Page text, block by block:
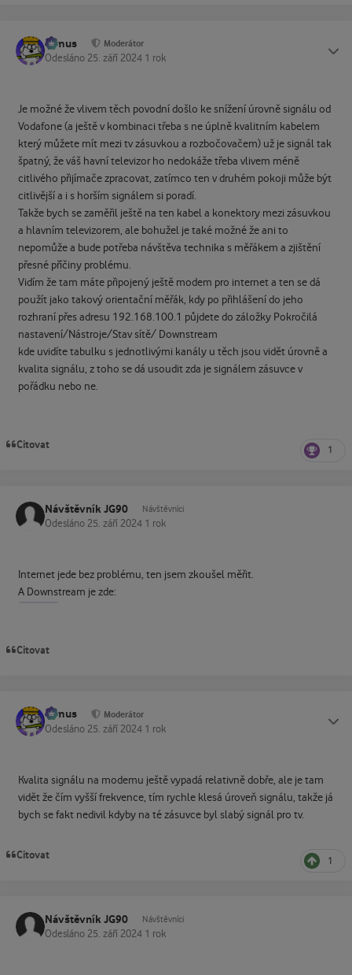
tomus Moderátor
Odesláno 25. září 2024 1 rok
Je možné že vlivem těch povodní došlo ke snížení úrovně signálu od
Vodafone (a ještě v kombinaci třeba s ne úplně kvalitním kabelem
který můžete mít mezi tv zásuvkou a rozbočovačem) už je signál tak
špatný, že váš havní televizor ho nedokáže třeba vlivem méně
citlivého přijímače zpracovat, zatímco ten v druhém pokoji může být
citlivější a i s horším signálem si poradí.
Takže bych se zaměřil ještě na ten kabel a konektory mezi zásuvkou
a hlavním televizorem, ale bohužel je také možné že ani to
nepomůže a bude potřeba návštěva technika s měřákem a zjištění
přesné příčiny problému.
Vidím že tam máte připojený ještě modem pro internet a ten se dá
použít jako takový orientační měřák, kdy po přihlášení do jeho
rozhraní přes adresu 192.168.100.1 půjdete do záložky Pokročilá
nastavení/Nástroje/Stav sítě/ Downstream
kde uvidíte tabulku s jednotlivými kanály u těch jsou vidět úrovně a
kvalita signálu, z toho se dá usoudit zda je signálem zásuvce v
pořádku nebo ne.
Citovat 1
Návštěvník JG90 Návštěvníci
Odesláno 25. září 2024 1 rok
Internet jede bez problému, ten jsem zkoušel měřit.
A Downstream je zde:
Citovat
tomus Moderátor
Odesláno 25. září 2024 1 rok
Kvalita signálu na modemu ještě vypadá relativně dobře, ale je tam
vidět že čím vyšší frekvence, tím rychle klesá úroveň signálu, takže já
bych se fakt nedivil kdyby na té zásuvce byl slabý signál pro tv.
Citovat 1
Návštěvník JG90 Návštěvníci
Odesláno 25. září 2024 1 rok